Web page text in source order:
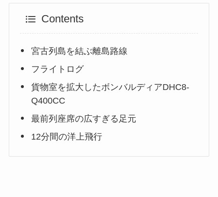
Contents
宮古列島を結ぶ離島路線
フライトログ
貨物室を拡大したボンバルディアDHC8-
Q400CC
最前列座席の広すぎる足元
12分間の洋上飛行